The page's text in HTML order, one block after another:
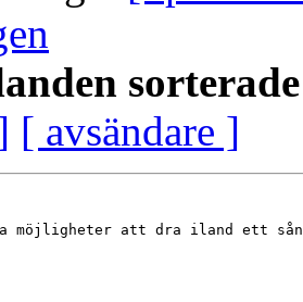
[ avsändare ]
möjligheter att dra iland ett